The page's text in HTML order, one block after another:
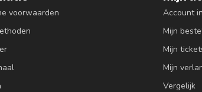
voorwaarden
Account
Mijn
Mijn
Mijn
Vergelijk